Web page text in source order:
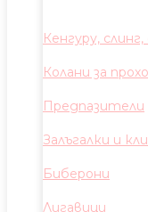
Кенгуру,
Колани за
Предпазители
Залъгалки и
Биберони
Лигавици